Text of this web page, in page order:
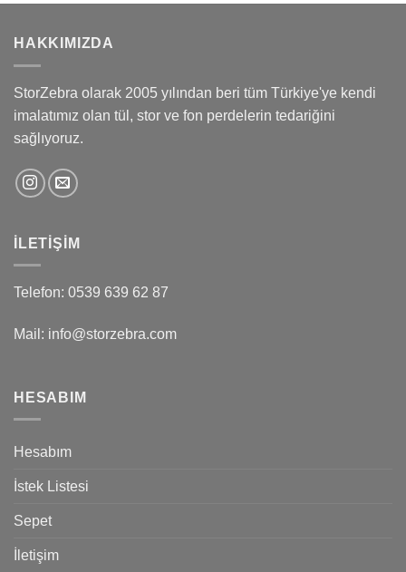
HAKKIMIZDA
StorZebra olarak 2005 yılından beri tüm Türkiye'ye kendi
imalatımız olan tül, stor ve fon perdelerin tedariğini
sağlıyoruz.
İLETIŞIM
Telefon: 0539 639 62 87
Mail: info@storzebra.com
HESABIM
Hesabım
İstek Listesi
Sepet
İletişim